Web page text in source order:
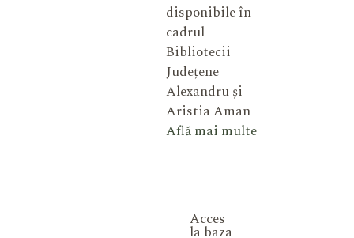
disponibile în
cadrul
Bibliotecii
Județene
Alexandru și
Aristia Aman
Află mai multe
Acces
la baza